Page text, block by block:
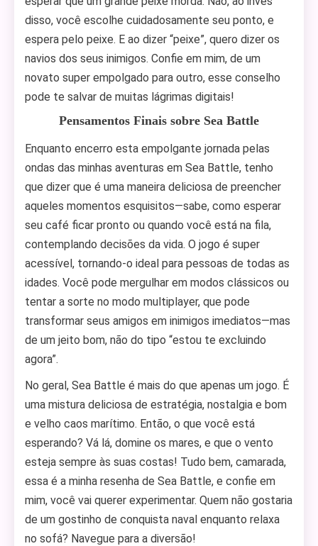
disso, você escolhe cuidadosamente seu ponto, e
espera pelo peixe. E ao dizer “peixe”, quero dizer os
navios dos seus inimigos. Confie em mim, de um
novato super empolgado para outro, esse conselho
pode te salvar de muitas lágrimas digitais!
Pensamentos Finais sobre Sea Battle
Enquanto encerro esta empolgante jornada pelas
ondas das minhas aventuras em Sea Battle, tenho
que dizer que é uma maneira deliciosa de preencher
aqueles momentos esquisitos—sabe, como esperar
seu café ficar pronto ou quando você está na fila,
contemplando decisões da vida. O jogo é super
acessível, tornando-o ideal para pessoas de todas as
idades. Você pode mergulhar em modos clássicos ou
tentar a sorte no modo multiplayer, que pode
transformar seus amigos em inimigos imediatos—mas
de um jeito bom, não do tipo “estou te excluindo
agora”.
No geral, Sea Battle é mais do que apenas um jogo. É
uma mistura deliciosa de estratégia, nostalgia e bom
e velho caos marítimo. Então, o que você está
esperando? Vá lá, domine os mares, e que o vento
esteja sempre às suas costas! Tudo bem, camarada,
essa é a minha resenha de Sea Battle, e confie em
mim, você vai querer experimentar. Quem não gostaria
de um gostinho de conquista naval enquanto relaxa
no sofá? Navegue para a diversão!